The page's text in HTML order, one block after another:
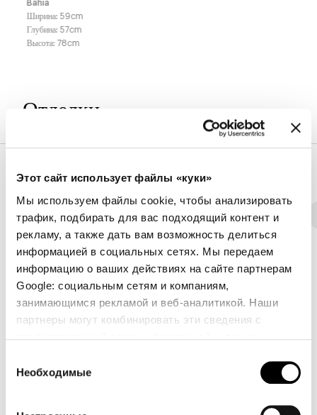
Этот сайт использует файлы «куки»
Мы используем файлы cookie, чтобы анализировать
трафик, подбирать для вас подходящий контент и
рекламу, а также дать вам возможность делиться
информацией в социальных сетях. Мы передаем
информацию о ваших действиях на сайте партнерам
Google: социальным сетям и компаниям,
занимающимся рекламой и веб-аналитикой. Наши
партнеры могут комбинировать эти сведения с
вами их сервисов.
согласия
Необходимые
Ширина: 59cm
Глубина: 57cm
Высота: 78cm
Отделки
Ткань - 800 Экокожа Ткань - 900 Ткань - Class
8D69 - Pastello 8D68 - Pastello 8D67 - Pastello
8D64 - Pastello